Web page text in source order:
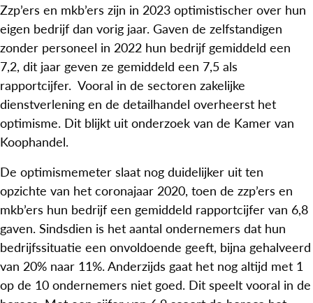
Zzp’ers en mkb’ers zijn in 2023 optimistischer over hun
eigen bedrijf dan vorig jaar. Gaven de zelfstandigen
zonder personeel in 2022 hun bedrijf gemiddeld een
7,2, dit jaar geven ze gemiddeld een 7,5 als
rapportcijfer. Vooral in de sectoren zakelijke
dienstverlening en de detailhandel overheerst het
optimisme. Dit blijkt uit onderzoek van de Kamer van
Koophandel.
De optimismemeter slaat nog duidelijker uit ten
opzichte van het coronajaar 2020, toen de zzp’ers en
mkb’ers hun bedrijf een gemiddeld rapportcijfer van 6,8
gaven. Sindsdien is het aantal ondernemers dat hun
bedrijfssituatie een onvoldoende geeft, bijna gehalveerd
van 20% naar 11%. Anderzijds gaat het nog altijd met 1
op de 10 ondernemers niet goed. Dit speelt vooral in de